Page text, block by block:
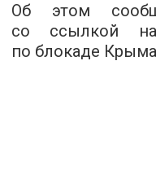
Об этом
со ссылкой на
по блокаде